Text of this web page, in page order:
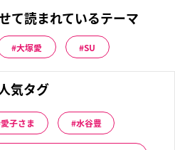
て読まれているテーマ
大塚愛 SU
気タグ
愛子さま 水谷豊